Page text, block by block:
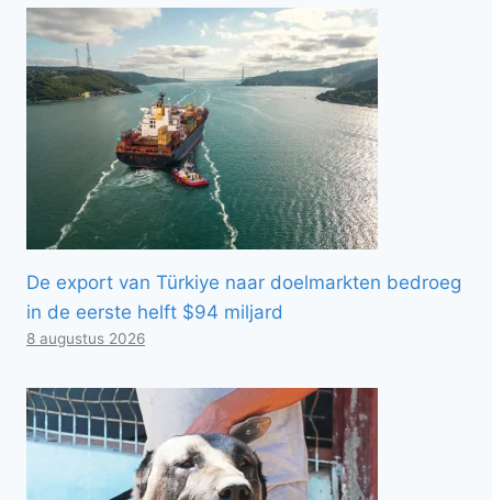
De export van Türkiye naar doelmarkten bedroeg
in de eerste helft $94 miljard
8 augustus 2026